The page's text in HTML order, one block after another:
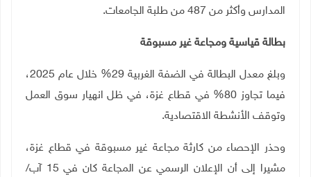
المدارس وأكثر من 487 من طلبة الجامعات
.
بطالة قياسية ومجاعة غير مسبوقة
وبلغ معدل البطالة في الضفة الغربية 29% خلال عام 2025،
فيما تجاوز 80% في قطاع غزة، في ظل انهيار سوق العمل
وتوقف الأنشطة الاقتصادية.
وحذر الإحصاء من كارثة مجاعة غير مسبوقة في قطاع غزة،
مشيرا إلى أن الإعلان الرسمي عن المجاعة كان في 15 آب/